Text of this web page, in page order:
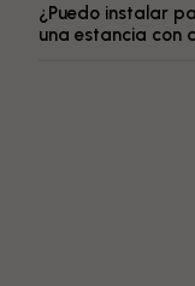
¿Puedo instalar
una estancia con